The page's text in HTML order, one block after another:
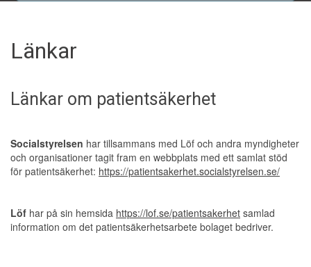
Länkar
Länkar om patientsäkerhet
Socialstyrelsen har tillsammans med Löf och andra myndigheter
och organisationer tagit fram en webbplats med ett samlat stöd
för patientsäkerhet: https://patientsakerhet.socialstyrelsen.se/
Löf har på sin hemsida https://lof.se/patientsakerhet samlad
information om det patientsäkerhetsarbete bolaget bedriver.